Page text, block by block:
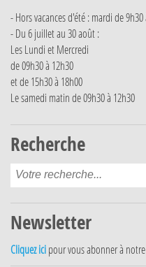
- Hors vacances d'été : mardi de 9h30
- Du 6 juillet au 30 août :
Les Lundi et Mercredi
de 09h30 à 12h30
et de 15h30 à 18h00
Le samedi matin de 09h30 à 12h30
Recherche
Newsletter
Cliquez ici pour vous abonner à